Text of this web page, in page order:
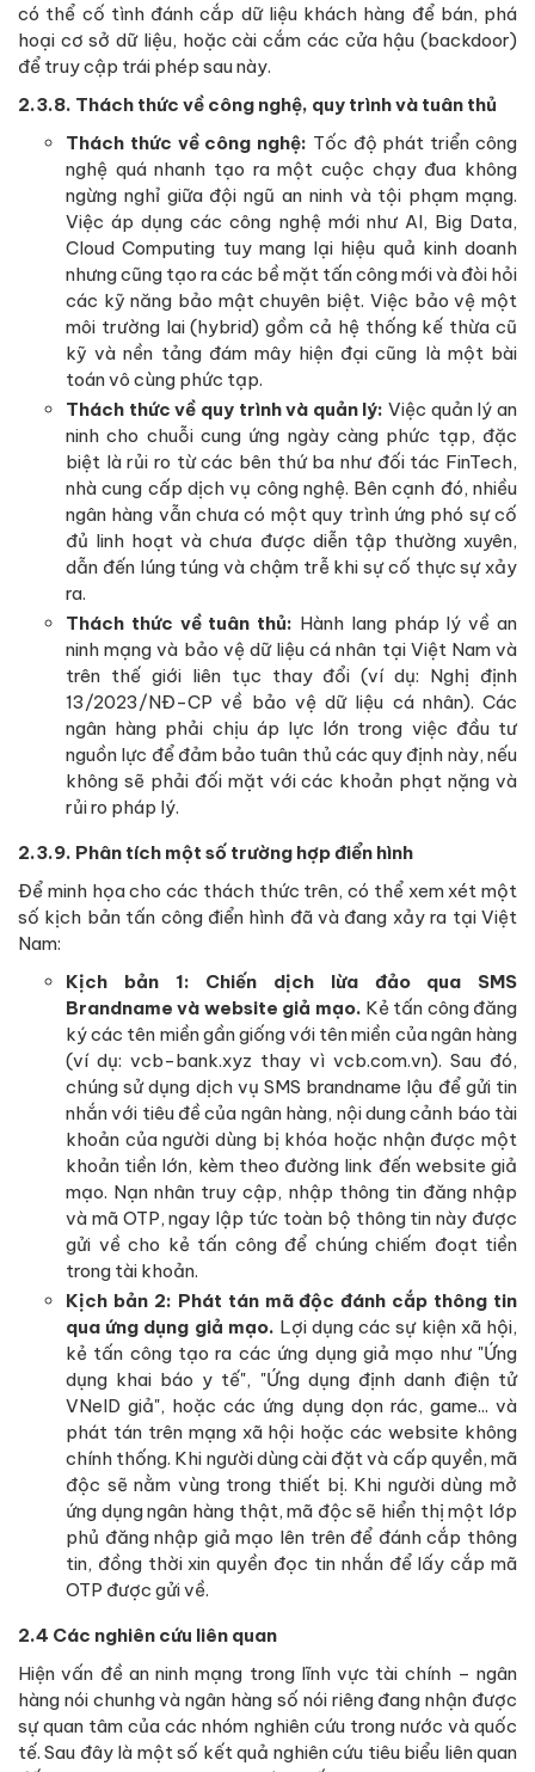
có thể cố tình đánh cắp dữ liệu khách hàng để bán, phá
hoại cơ sở dữ liệu, hoặc cài cắm các cửa hậu (backdoor)
để truy cập trái phép sau này.
2.3.8. Thách thức về công nghệ, quy trình và tuân thủ
Thách thức về công nghệ: Tốc độ phát triển công
nghệ quá nhanh tạo ra một cuộc chạy đua không
ngừng nghỉ giữa đội ngũ an ninh và tội phạm mạng.
Việc áp dụng các công nghệ mới như AI, Big Data,
Cloud Computing tuy mang lại hiệu quả kinh doanh
nhưng cũng tạo ra các bề mặt tấn công mới và đòi hỏi
các kỹ năng bảo mật chuyên biệt. Việc bảo vệ một
môi trường lai (hybrid) gồm cả hệ thống kế thừa cũ
kỹ và nền tảng đám mây hiện đại cũng là một bài
toán vô cùng phức tạp.
Thách thức về quy trình và quản lý: Việc quản lý an
ninh cho chuỗi cung ứng ngày càng phức tạp, đặc
biệt là rủi ro từ các bên thứ ba như đối tác FinTech,
nhà cung cấp dịch vụ công nghệ. Bên cạnh đó, nhiều
ngân hàng vẫn chưa có một quy trình ứng phó sự cố
đủ linh hoạt và chưa được diễn tập thường xuyên,
dẫn đến lúng túng và chậm trễ khi sự cố thực sự xảy
ra.
Thách thức về tuân thủ: Hành lang pháp lý về an
ninh mạng và bảo vệ dữ liệu cá nhân tại Việt Nam và
trên thế giới liên tục thay đổi (ví dụ: Nghị định
13/2023/NĐ-CP về bảo vệ dữ liệu cá nhân). Các
ngân hàng phải chịu áp lực lớn trong việc đầu tư
nguồn lực để đảm bảo tuân thủ các quy định này, nếu
không sẽ phải đối mặt với các khoản phạt nặng và
rủi ro pháp lý.
2.3.9. Phân tích một số trường hợp điển hình
Để minh họa cho các thách thức trên, có thể xem xét một
số kịch bản tấn công điển hình đã và đang xảy ra tại Việt
Nam:
Kịch bản 1: Chiến dịch lừa đảo qua SMS
Brandname và website giả mạo. Kẻ tấn công đăng
ký các tên miền gần giống với tên miền của ngân hàng
(ví dụ: vcb-bank.xyz thay vì vcb.com.vn). Sau đó,
chúng sử dụng dịch vụ SMS brandname lậu để gửi tin
nhắn với tiêu đề của ngân hàng, nội dung cảnh báo tài
khoản của người dùng bị khóa hoặc nhận được một
khoản tiền lớn, kèm theo đường link đến website giả
mạo. Nạn nhân truy cập, nhập thông tin đăng nhập
và mã OTP, ngay lập tức toàn bộ thông tin này được
gửi về cho kẻ tấn công để chúng chiếm đoạt tiền
trong tài khoản.
Kịch bản 2: Phát tán mã độc đánh cắp thông tin
qua ứng dụng giả mạo. Lợi dụng các sự kiện xã hội,
kẻ tấn công tạo ra các ứng dụng giả mạo như "Ứng
dụng khai báo y tế", "Ứng dụng định danh điện tử
VNeID giả", hoặc các ứng dụng dọn rác, game... và
phát tán trên mạng xã hội hoặc các website không
chính thống. Khi người dùng cài đặt và cấp quyền, mã
độc sẽ nằm vùng trong thiết bị. Khi người dùng mở
ứng dụng ngân hàng thật, mã độc sẽ hiển thị một lớp
phủ đăng nhập giả mạo lên trên để đánh cắp thông
tin, đồng thời xin quyền đọc tin nhắn để lấy cắp mã
OTP được gửi về.
2.4 Các nghiên cứu liên quan
Hiện vấn đề an ninh mạng trong lĩnh vực tài chính – ngân
hàng nói chunhg và ngân hàng số nói riêng đang nhận được
sự quan tâm của các nhóm nghiên cứu trong nước và quốc
tế. Sau đây là một số kết quả nghiên cứu tiêu biểu liên quan